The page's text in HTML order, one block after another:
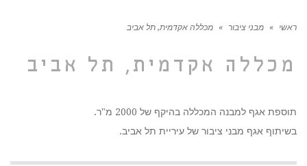
ראשי » מבני ציבור » מכללה אקדמית, תל אביב
מכללה אקדמית, תל אביב
תוספת אגף למבנה המכללה בהיקף של 2000 מ"ר.
בשיתוף אגף מבני ציבור של עיריית תל אביב.